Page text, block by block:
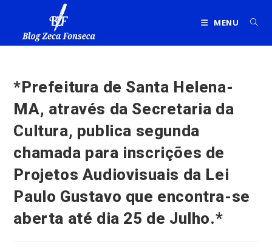
MENU
*Prefeitura de Santa Helena-
MA, através da Secretaria da
Cultura, publica segunda
chamada para inscrições de
Projetos Audiovisuais da Lei
Paulo Gustavo que encontra-se
aberta até dia 25 de Julho.*